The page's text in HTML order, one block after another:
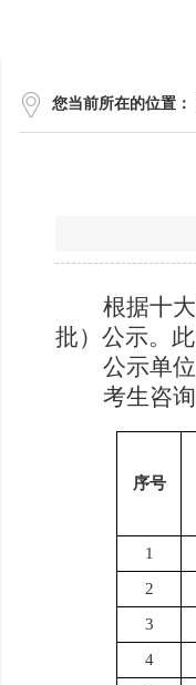
您当前所在的位置：
根据十
批） 公示。 此
公示单位
考生咨
序号
1
2
3
4